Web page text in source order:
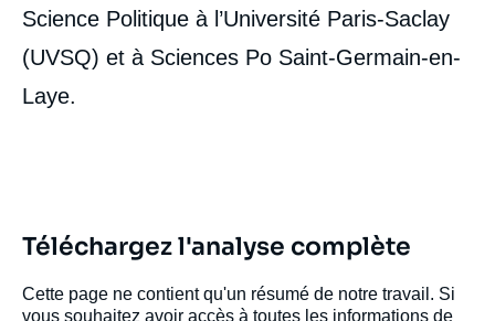
Science Politique à l’Université Paris-Saclay
(UVSQ) et à Sciences Po Saint-Germain-en-
Laye.
Téléchargez l'analyse complète
Cette page ne contient qu'un résumé de notre travail. Si
vous souhaitez avoir accès à toutes les informations de